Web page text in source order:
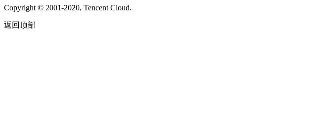
Copyright © 2001-2020, Tencent Cloud.
返回顶部